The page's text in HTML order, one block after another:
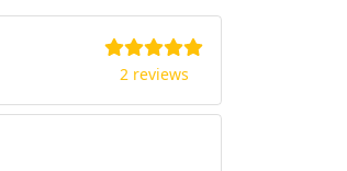
2 reviews